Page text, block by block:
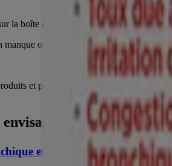
la boîte et le flacon, et suivre le mode
ou est brisé
et peut différer des informations
et rhume